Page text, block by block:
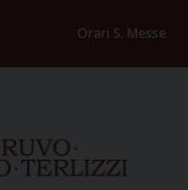
Orari S. Messe